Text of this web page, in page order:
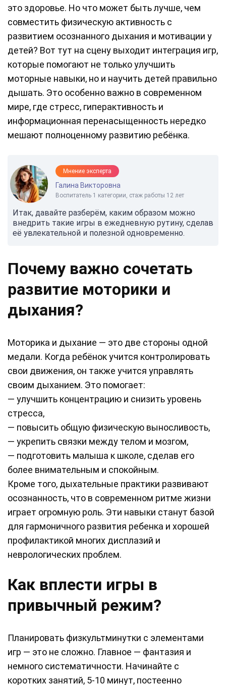
это здоровье. Но что может быть лучше, чем
совместить физическую активность с
развитием осознанного дыхания и мотивации у
детей? Вот тут на сцену выходит интеграция игр,
которые помогают не только улучшить
моторные навыки, но и научить детей правильно
дышать. Это особенно важно в современном
мире, где стресс, гиперактивность и
информационная перенасыщенность нередко
мешают полноценному развитию ребёнка.
Мнение эксперта
Галина Викторовна
Воспитатель 1 категории, стаж работы 12 лет
Итак, давайте разберём, каким образом можно
внедрить такие игры в ежедневную рутину, сделав
её увлекательной и полезной одновременно.
Почему важно сочетать
развитие моторики и
дыхания?
Моторика и дыхание — это две стороны одной
медали. Когда ребёнок учится контролировать
свои движения, он также учится управлять
своим дыханием. Это помогает:
— улучшить концентрацию и снизить уровень
стресса,
— повысить общую физическую выносливость,
— укрепить связки между телом и мозгом,
— подготовить малыша к школе, сделав его
более внимательным и спокойным.
Кроме того, дыхательные практики развивают
осознанность, что в современном ритме жизни
играет огромную роль. Эти навыки станут базой
для гармоничного развития ребенка и хорошей
профилактикой многих дисплазий и
неврологических проблем.
Как вплести игры в
привычный режим?
Планировать физкультминутки с элементами
игр — это не сложно. Главное — фантазия и
немного систематичности. Начинайте с
коротких занятий, 5-10 минут, постеенно